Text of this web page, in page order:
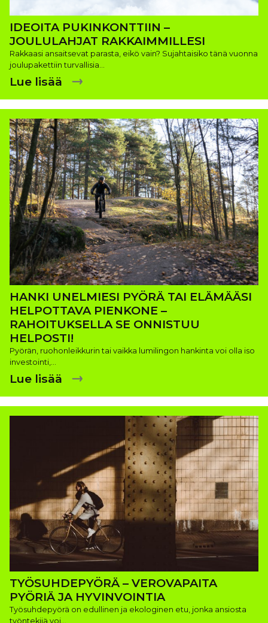
IDEOITA PUKINKONTTIIN –
JOULULAHJAT RAKKAIMMILLESI
Rakkaasi ansaitsevat parasta, eikö vain? Sujahtaisiko tänä vuonna
joulupakettiin turvallisia…
Lue lisää
HANKI UNELMIESI PYÖRÄ TAI ELÄMÄÄSI
HELPOTTAVA PIENKONE –
RAHOITUKSELLA SE ONNISTUU
HELPOSTI!
Pyörän, ruohonleikkurin tai vaikka lumilingon hankinta voi olla iso
investointi,…
Lue lisää
TYÖSUHDEPYÖRÄ – VEROVAPAITA
PYÖRIÄ JA HYVINVOINTIA
Työsuhdepyörä on edullinen ja ekologinen etu, jonka ansiosta
työntekijä voi…